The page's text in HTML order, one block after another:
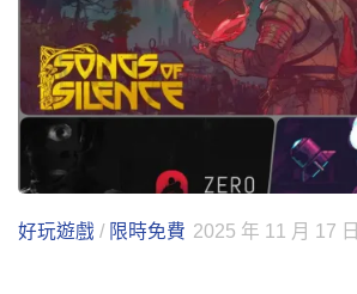
好玩遊戲 / 限時免費 2025 年 11 月 17 日